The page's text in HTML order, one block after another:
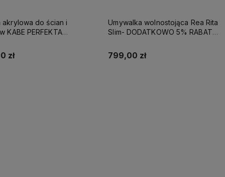
akrylowa do ścian i
KABE PERFEKTA
zł
Umywalka wolnostojąca Rea Rita
Slim- DODATKOWO 5% RABATU
799,00 zł